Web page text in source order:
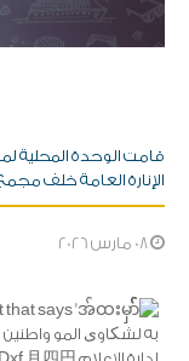
قامت الوحدة المحلية
الإنارة العامة خلف